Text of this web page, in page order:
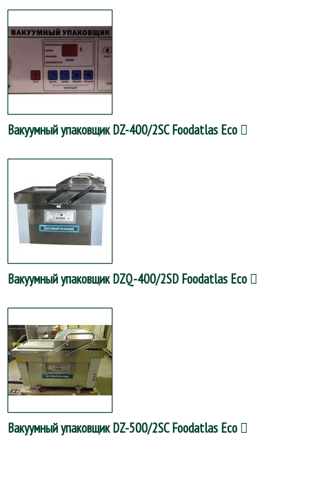
Вакуумный упаковщик DZ-400/2SC Foodatlas Eco
Вакуумный упаковщик DZQ-400/2SD Foodatlas Eco
Вакуумный упаковщик DZ-500/2SC Foodatlas Eco